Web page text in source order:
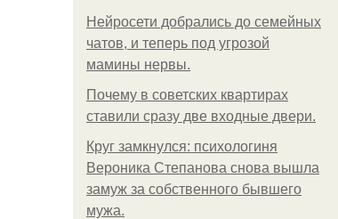
Нейросети добрались до семейных
чатов, и теперь под угрозой
мамины нервы.
Почему в советских квартирах
ставили сразу две входные двери.
Круг замкнулся: психологиня
Вероника Степанова снова вышла
замуж за собственного бывшего
мужа.